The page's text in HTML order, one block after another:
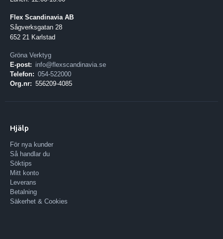
Flex Scandinavia AB
Sågverksgatan 28
652 21 Karlstad
Gröna Verktyg
E-post: info@flexscandinavia.se
Telefon: 054-522000
Org.nr: 556209-4085
Hjälp
För nya kunder
Så handlar du
Söktips
Mitt konto
Leverans
Betalning
Säkerhet & Cookies